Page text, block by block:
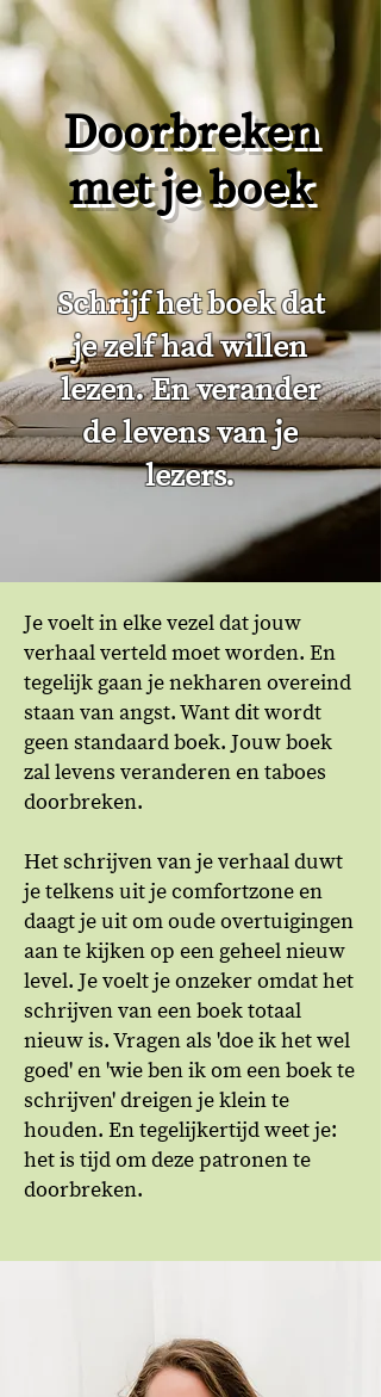
Doorbreken
met je boek
Schrijf het boek dat
je zelf had willen
lezen. En verander
de levens van je
lezers.
Je voelt in elke vezel dat jouw
verhaal verteld moet worden. En
tegelijk gaan je nekharen overeind
staan van angst. Want dit wordt
geen standaard boek. Jouw boek
zal levens veranderen en taboes
doorbreken.
Het schrijven van je verhaal duwt
je telkens uit je comfortzone en
daagt je uit om oude overtuigingen
aan te kijken op een geheel nieuw
level. Je voelt je onzeker omdat het
schrijven van een boek totaal
nieuw is. Vragen als 'doe ik het wel
goed' en 'wie ben ik om een boek te
schrijven' dreigen je klein te
houden. En tegelijkertijd weet je:
het is tijd om deze patronen te
doorbreken.